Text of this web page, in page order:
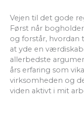
Vejen til det gode
Først når
og forstår, hvordan
at yde en
allerbedste
års erfaring som
virksomheden og
viden aktivt i mit